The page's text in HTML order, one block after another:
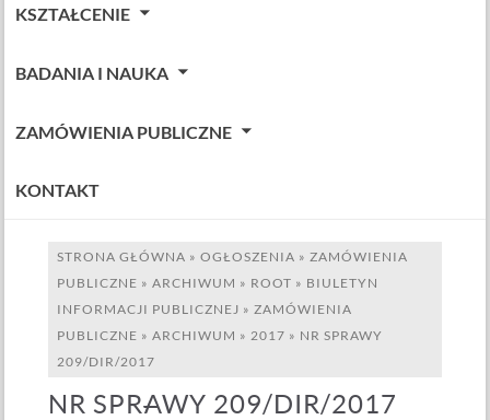
KSZTAŁCENIE
BADANIA I NAUKA
ZAMÓWIENIA PUBLICZNE
KONTAKT
STRONA GŁÓWNA »OGŁOSZENIA »ZAMÓWIENIA
PUBLICZNE »ARCHIWUM » ROOT » BIULETYN
INFORMACJI PUBLICZNEJ »ZAMÓWIENIA
PUBLICZNE »ARCHIWUM » 2017 » NR SPRAWY
209/DIR/2017
NR SPRAWY 209/DIR/2017